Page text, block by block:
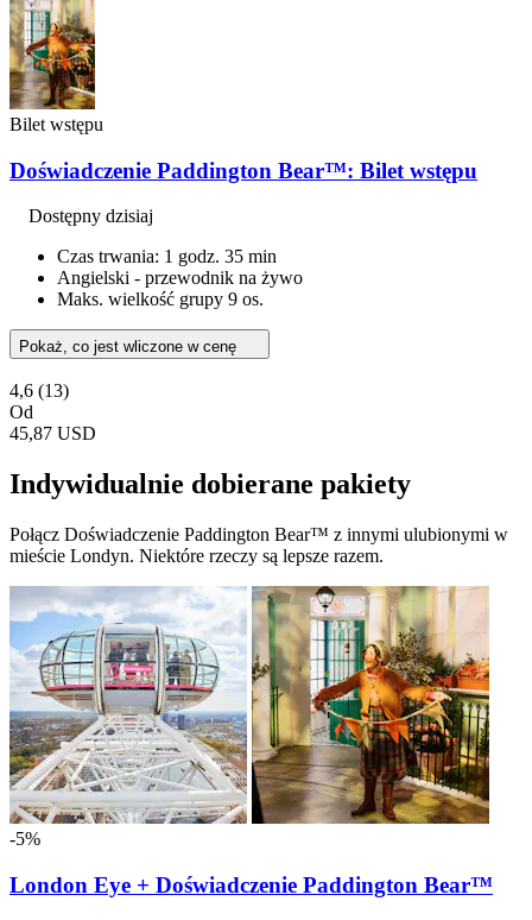
Bilet wstępu
Doświadczenie Paddington Bear™: Bilet wstępu
Dostępny dzisiaj
Czas trwania: 1 godz. 35 min
Angielski - przewodnik na żywo
Maks. wielkość grupy 9 os.
Pokaż, co jest wliczone w cenę
4,6 (13)
Od
45,87 USD
Indywidualnie dobierane pakiety
Połącz Doświadczenie Paddington Bear™ z innymi ulubionymi w
mieście Londyn. Niektóre rzeczy są lepsze razem.
-5%
London Eye + Doświadczenie Paddington Bear™